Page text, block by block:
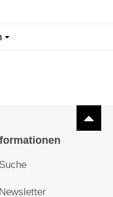
Suche
Newsletter